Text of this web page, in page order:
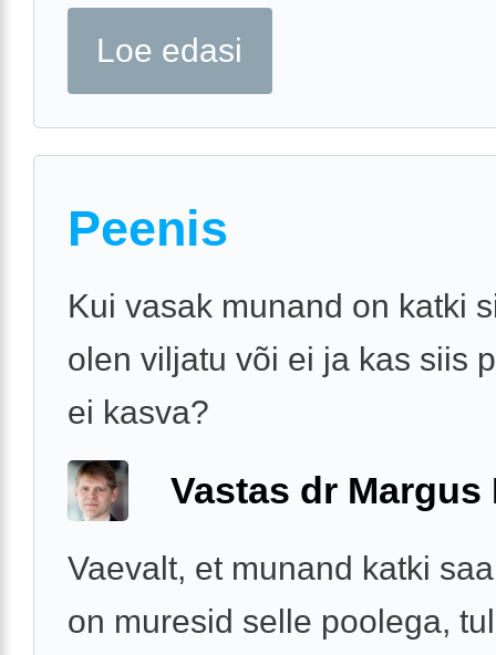
Loe edasi
Peenis
Kui vasak munand on katki
olen viljatu või ei ja kas siis
ei kasva?
Vastas dr Margus
Vaevalt, et munand katki
on muresid selle poolega,